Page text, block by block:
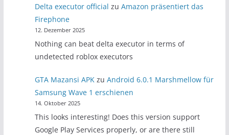
Delta executor official zuAmazon präsentiert das
Firephone
12. Dezember 2025
Nothing can beat delta executor in terms of
undetected roblox executors
GTA Mazansi APK zuAndroid 6.0.1 Marshmellow für
Samsung Wave 1 erschienen
14. Oktober 2025
This looks interesting! Does this version support
Google Play Services properly, or are there still